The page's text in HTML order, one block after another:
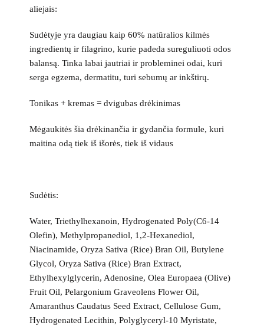
aliejais:
Sudėtyje yra daugiau kaip 60% natūralios kilmės
ingredientų ir filagrino, kurie padeda sureguliuoti odos
balansą. Tinka labai jautriai ir probleminei odai, kuri
serga egzema, dermatitu, turi sebumų ar inkštirų.
Tonikas + kremas = dvigubas drėkinimas
Mėgaukitės šia drėkinančia ir gydančia formule, kuri
maitina odą tiek iš išorės, tiek iš vidaus
Sudėtis:
Water, Triethylhexanoin, Hydrogenated Poly(C6-14
Olefin), Methylpropanediol, 1,2-Hexanediol,
Niacinamide, Oryza Sativa (Rice) Bran Oil, Butylene
Glycol, Oryza Sativa (Rice) Bran Extract,
Ethylhexylglycerin, Adenosine, Olea Europaea (Olive)
Fruit Oil, Pelargonium Graveolens Flower Oil,
Amaranthus Caudatus Seed Extract, Cellulose Gum,
Hydrogenated Lecithin, Polyglyceryl-10 Myristate,